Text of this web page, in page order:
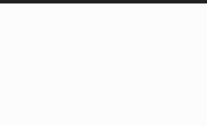
Aller au contenu principal